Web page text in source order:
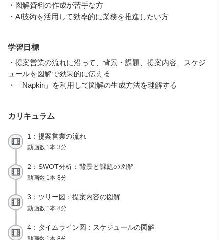
・図解資料の作成が苦手な方
・AI技術を活用して効率的に業務を推進したい方
学習目標
・提案営業の流れに沿って、背景・課題、提案内容、スケジ
ュールを図解で効果的に伝える
・「Napkin」を利用して図解の生成方法を理解する
カリキュラム
1：提案営業の流れ
動画数 1本 3分
2：SWOT分析：背景と課題の図解
動画数 1本 8分
3：ツリー図：提案内容の図解
動画数 1本 8分
4：タイムライン図：スケジュールの図解
動画数 1本 8分